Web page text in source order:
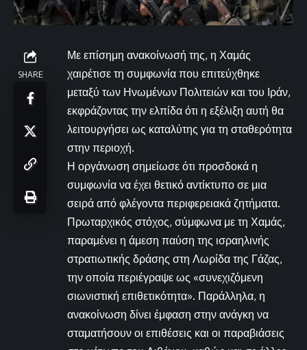
SHARE
Με επίσημη ανακοίνωσή της, η Χαμάς
χαιρέτισε τη συμφωνία που επιτεύχθηκε
μεταξύ των Ηνωμένων Πολιτειών και του Ιράν,
εκφράζοντας την ελπίδα ότι η εξέλιξη αυτή θα
λειτουργήσει ως καταλύτης για τη σταθερότητα
στην περιοχή.
Η οργάνωση σημείωσε ότι προσδοκά η
συμφωνία να έχει θετικό αντίκτυπο σε μια
σειρά από φλέγοντα περιφερειακά ζητήματα.
Πρωταρχικός στόχος, σύμφωνα με τη Χαμάς,
παραμένει η άμεση παύση της ισραηλινής
στρατιωτικής δράσης στη Λωρίδα της Γάζας,
την οποία περιέγραψε ως «συνεχιζόμενη
σιωνιστική επιθετικότητα». Παράλληλα, η
ανακοίνωση δίνει έμφαση στην ανάγκη να
σταματήσουν οι επιθέσεις και οι παραβιάσεις